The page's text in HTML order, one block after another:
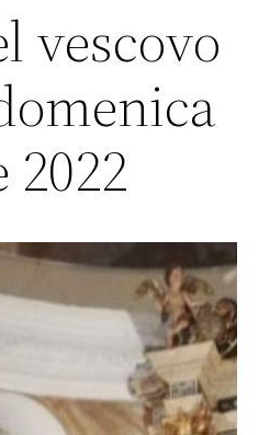
vescovo